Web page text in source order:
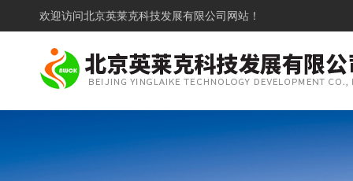
欢迎访问北京英莱克科技发展有限公司网站！